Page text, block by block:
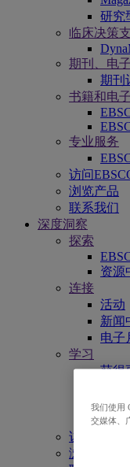
研究
临床决策
期刊、电
期刊
书籍和电
专业服务
访问
浏览产品
联系我们
深度洞察
探索
资源
连接
活动
新闻
电子
学习
获得
宣传
资源
访问
浏览产品
我们使用
交媒体、